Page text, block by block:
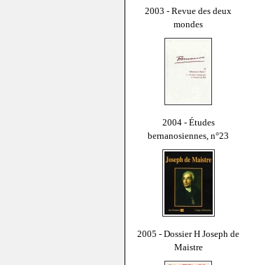
2003 - Revue des deux
mondes
2004 - Études
bernanosiennes, n°23
2005 - Dossier H Joseph de
Maistre